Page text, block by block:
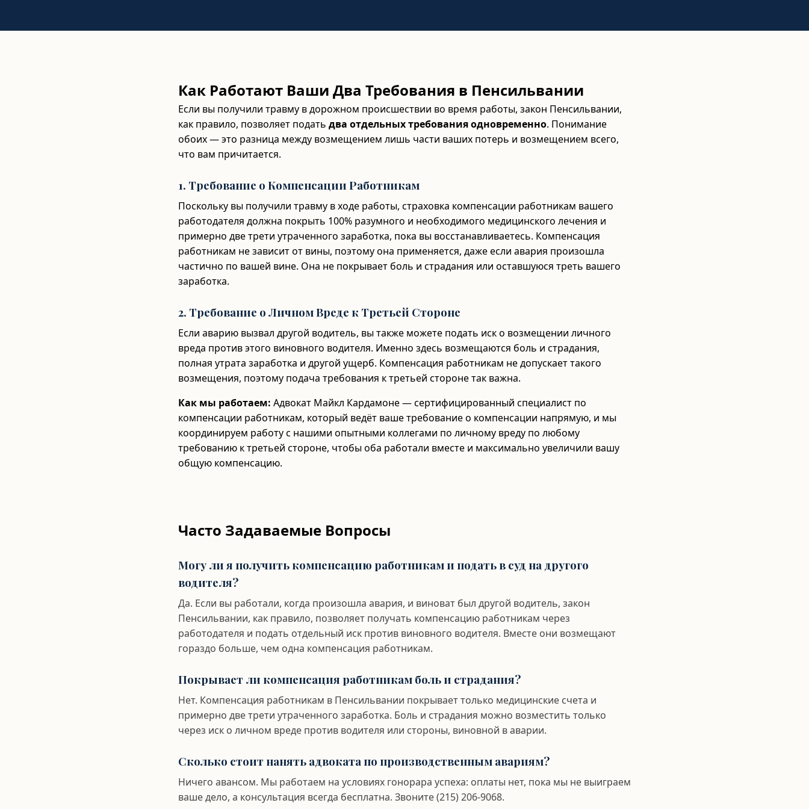
Как Работают Ваши Два Требования в Пенсильвании
Если вы получили травму в дорожном происшествии во время работы, закон Пенсильвании,
как правило, позволяет подать два отдельных требования одновременно. Понимание
обоих — это разница между возмещением лишь части ваших потерь и возмещением всего,
что вам причитается.
1. Требование о Компенсации Работникам
Поскольку вы получили травму в ходе работы, страховка компенсации работникам вашего
работодателя должна покрыть 100% разумного и необходимого медицинского лечения и
примерно две трети утраченного заработка, пока вы восстанавливаетесь. Компенсация
работникам не зависит от вины, поэтому она применяется, даже если авария произошла
частично по вашей вине. Она не покрывает боль и страдания или оставшуюся треть вашего
заработка.
2. Требование о Личном Вреде к Третьей Стороне
Если аварию вызвал другой водитель, вы также можете подать иск о возмещении личного
вреда против этого виновного водителя. Именно здесь возмещаются боль и страдания,
полная утрата заработка и другой ущерб. Компенсация работникам не допускает такого
возмещения, поэтому подача требования к третьей стороне так важна.
Как мы работаем: Адвокат Майкл Кардамоне — сертифицированный специалист по
компенсации работникам, который ведёт ваше требование о компенсации напрямую, и мы
координируем работу с нашими опытными коллегами по личному вреду по любому
требованию к третьей стороне, чтобы оба работали вместе и максимально увеличили вашу
общую компенсацию.
Часто Задаваемые Вопросы
Могу ли я получить компенсацию работникам и подать в суд на другого
водителя?
Да. Если вы работали, когда произошла авария, и виноват был другой водитель, закон
Пенсильвании, как правило, позволяет получать компенсацию работникам через
работодателя и подать отдельный иск против виновного водителя. Вместе они возмещают
гораздо больше, чем одна компенсация работникам.
Покрывает ли компенсация работникам боль и страдания?
Нет. Компенсация работникам в Пенсильвании покрывает только медицинские счета и
примерно две трети утраченного заработка. Боль и страдания можно возместить только
через иск о личном вреде против водителя или стороны, виновной в аварии.
Сколько стоит нанять адвоката по производственным авариям?
Ничего авансом. Мы работаем на условиях гонорара успеха: оплаты нет, пока мы не выиграем
ваше дело, а консультация всегда бесплатна. Звоните (215) 206-9068.